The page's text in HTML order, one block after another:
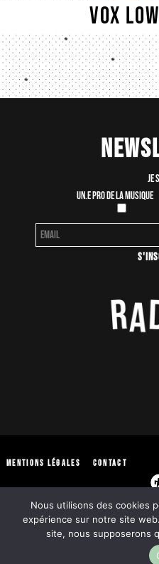
Vox Low
Je
Un.e pro de la musique
Mentions légales Contact
43 Rue de Trévise,
Nous utilisons des cookies
expérience sur notre site
site, nous supposerons